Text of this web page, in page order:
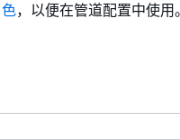
，以便在管道配置中使用